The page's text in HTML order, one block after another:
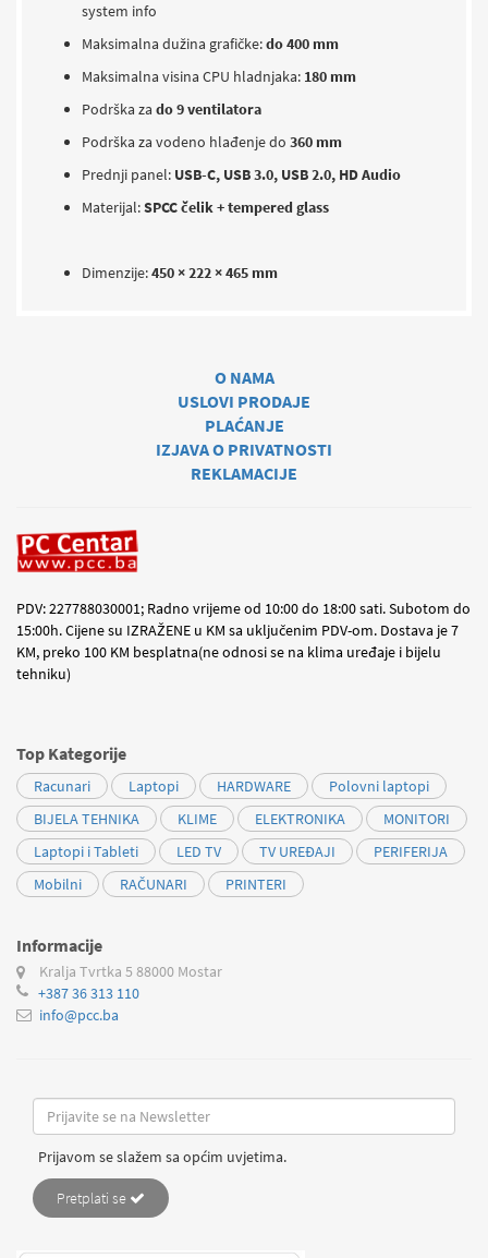
system info
Maksimalna dužina grafičke:do 400 mm
Maksimalna visina CPU hladnjaka: 180 mm
Podrška za do 9 ventilatora
Podrška za vodeno hlađenje do 360 mm
Prednji panel: USB-C, USB 3.0, USB 2.0, HD Audio
Materijal:SPCC čelik + tempered glass
Dimenzije:450 × 222 × 465 mm
O NAMA
USLOVI PRODAJE
PLAĆANJE
IZJAVA O PRIVATNOSTI
REKLAMACIJE
PDV: 227788030001; Radno vrijeme od 10:00 do 18:00 sati. Subotom do
15:00h. Cijene su IZRAŽENE u KM sa uključenim PDV-om. Dostava je 7
KM, preko 100 KM besplatna(ne odnosi se na klima uređaje i bijelu
tehniku)
Top Kategorije
Racunari Laptopi HARDWARE
Polovni laptopi
BIJELA TEHNIKA
KLIME ELEKTRONIKA
MONITORI
Laptopi i Tableti
LED TV TV UREĐAJI
PERIFERIJA
Mobilni
RAČUNARI PRINTERI
Informacije
Kralja Tvrtka 5 88000 Mostar
+387 36 313 110
info@pcc.ba
Prijavom se slažem sa općim uvjetima.
Pretplati se